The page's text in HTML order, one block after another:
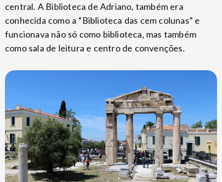
central. A Biblioteca de Adriano, também era
conhecida como a “Biblioteca das cem colunas” e
funcionava não só como biblioteca, mas também
como sala de leitura e centro de convenções.